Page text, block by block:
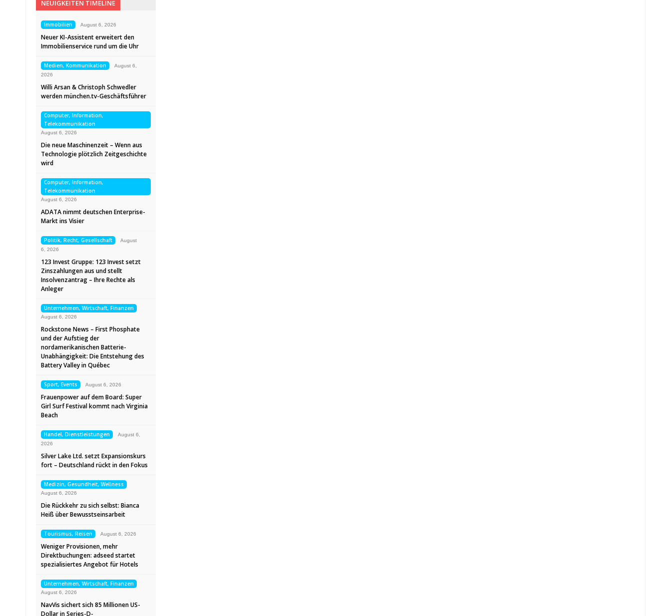
NEUIGKEITEN TIMELINE
Immobilien August 6, 2026
Neuer KI-Assistent erweitert den
Immobilienservice rund um die Uhr
Medien, Kommunikation
August 6,
2026
Willi Arsan & Christoph Schwedler
werden münchen.tv-Geschäftsführer
Computer, Information,
Telekommunikation
August 6, 2026
Die neue Maschinenzeit – Wenn aus
Technologie plötzlich Zeitgeschichte
wird
Computer, Information,
Telekommunikation
August 6, 2026
ADATA nimmt deutschen Enterprise-
Markt ins Visier
Politik, Recht, Gesellschaft
August
6, 2026
123 Invest Gruppe: 123 Invest setzt
Zinszahlungen aus und stellt
Insolvenzantrag – Ihre Rechte als
Anleger
Unternehmen, Wirtschaft, Finanzen
August 6, 2026
Rockstone News – First Phosphate
und der Aufstieg der
nordamerikanischen Batterie-
Unabhängigkeit: Die Entstehung des
Battery Valley in Québec
Sport, Events August 6, 2026
Frauenpower auf dem Board: Super
Girl Surf Festival kommt nach Virginia
Beach
Handel, Dienstleistungen
August 6,
2026
Silver Lake Ltd. setzt Expansionskurs
fort – Deutschland rückt in den Fokus
Medizin, Gesundheit, Wellness
August 6, 2026
Die Rückkehr zu sich selbst: Bianca
Heiß über Bewusstseinsarbeit
Tourismus, Reisen August 6, 2026
Weniger Provisionen, mehr
Direktbuchungen: adseed startet
spezialisiertes Angebot für Hotels
Unternehmen, Wirtschaft, Finanzen
August 6, 2026
NavVis sichert sich 85 Millionen US-
Dollar in Series-D-